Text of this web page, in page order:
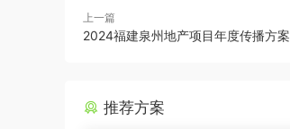
上一篇
2024福建泉州地产项目年度传播方案
推荐方案